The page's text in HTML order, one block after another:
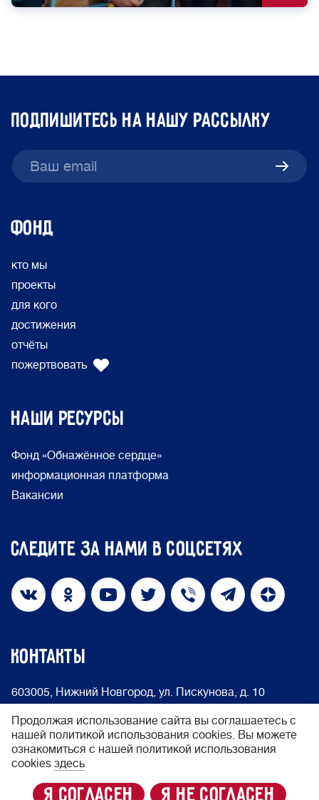
подпишитесь на нашу рассылку
ФОНД
кто мы
проекты
для кого
достижения
отчёты
пожертвовать
Наши ресурсы
Фонд «Обнажённое сердце»
информационная платформа
Вакансии
Следите за нами в соцсетях
КОНТАКТЫ
603005, Нижний Новгород, ул. Пискунова, д. 10
info@nakedheart.ru
8 (800) 500-66-75
© 2024 Фонд «Обнажённые сердца»
Продолжая использование сайта вы соглашаетесь с
нашей политикой использования cookies. Вы можете
ознакомиться с нашей политикой использования
cookies здесь